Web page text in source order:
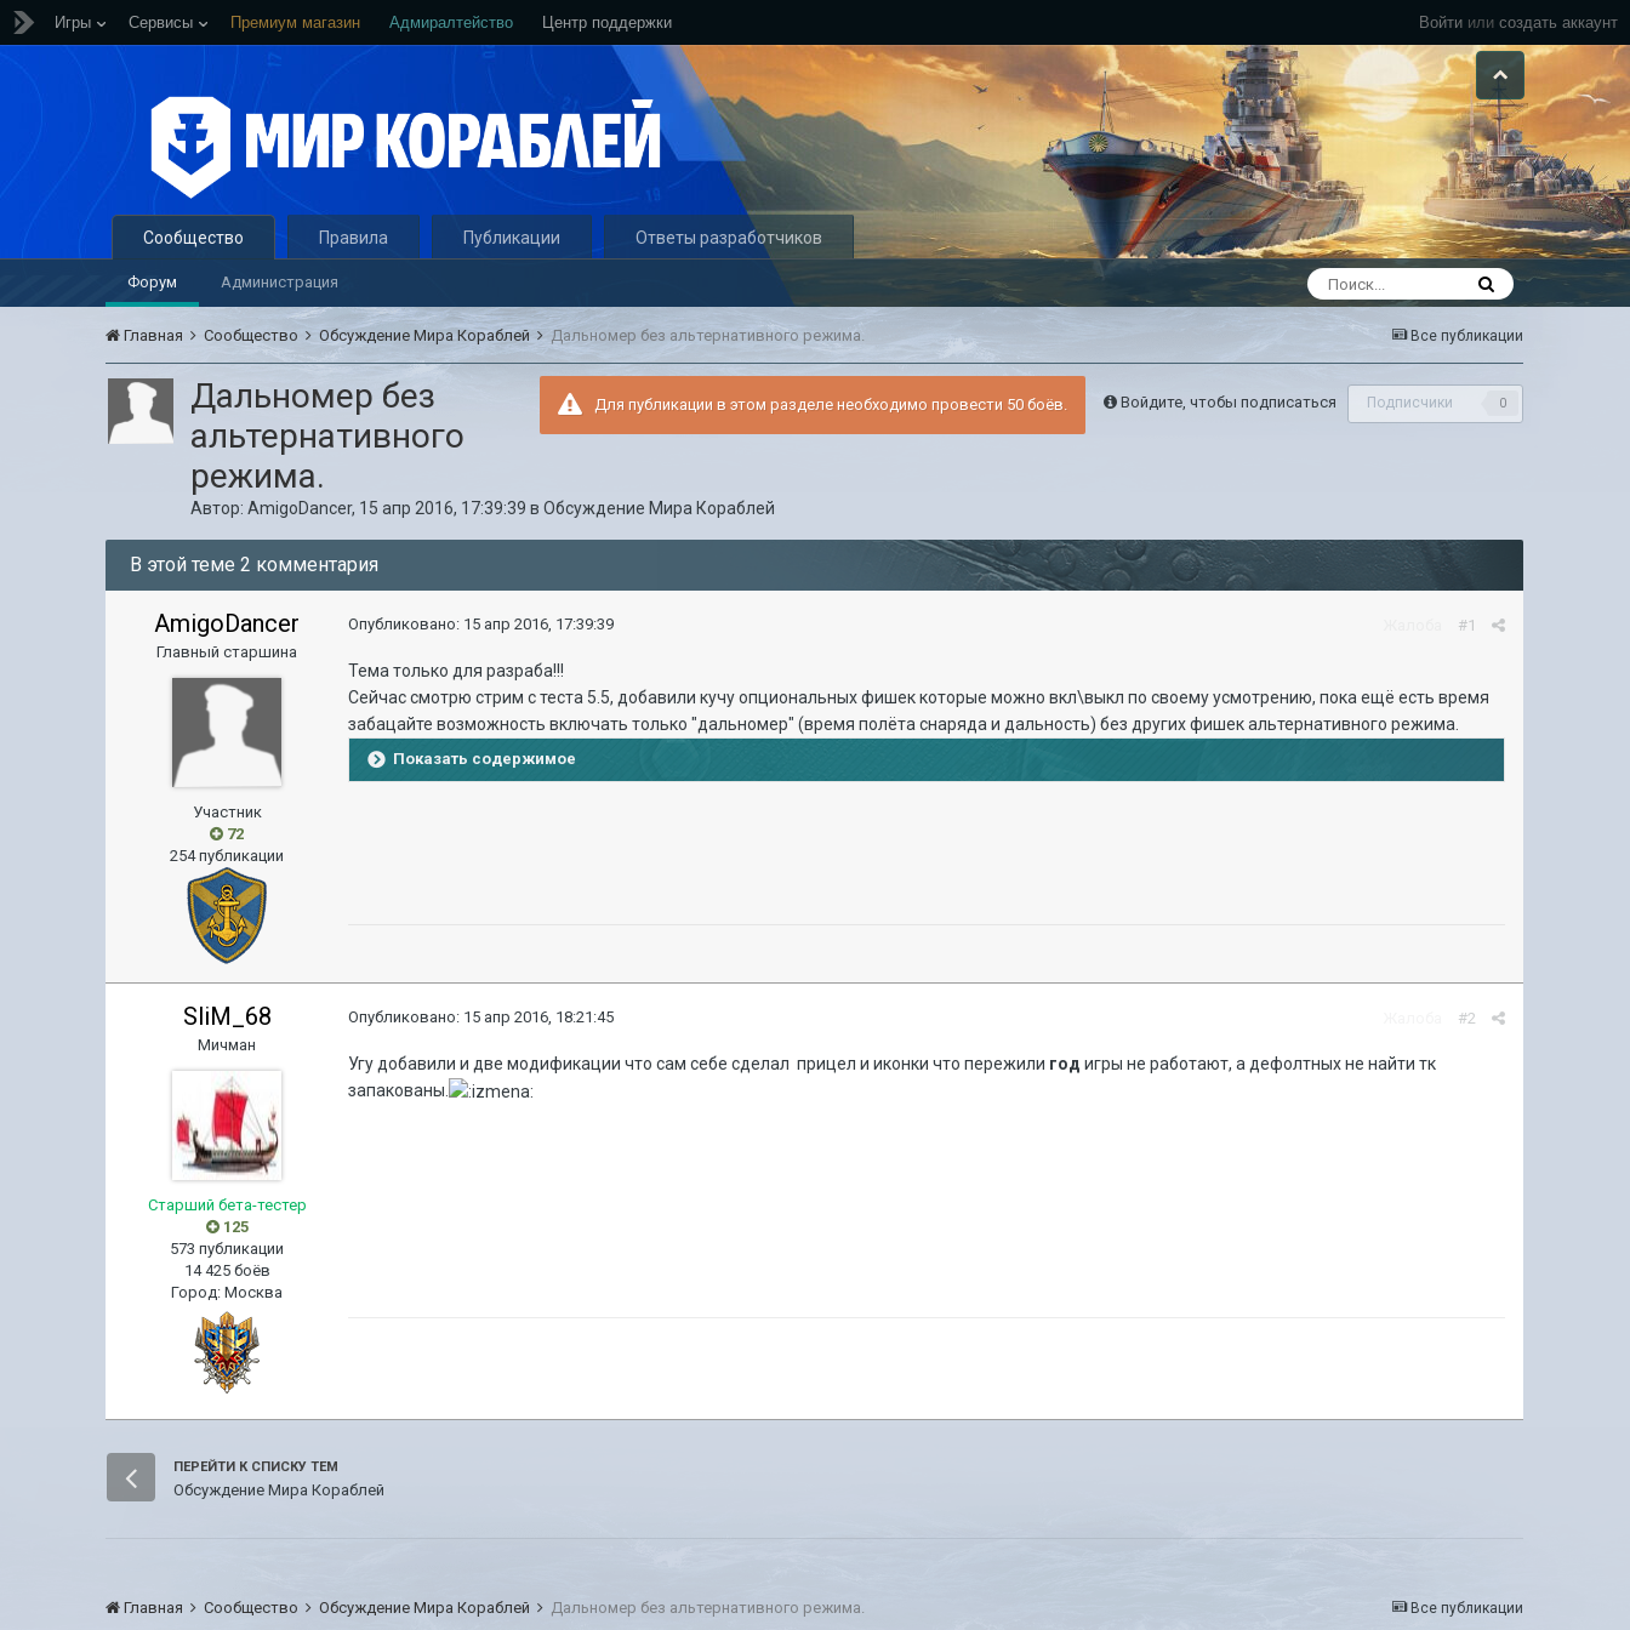
Войти или создать аккаунт
Игры Сервисы Премиум магазин Адмиралтейство Центр поддержки
Сообщество
Форум Администрация
Правила Публикации Ответы разработчиков
Все публикации
Главная Сообщество Обсуждение Мира Кораблей Дальномер без альтернативного режима.
Войдите, чтобы подписаться Подписчики 0
Для публикации в этом разделе необходимо провести 50 боёв.
Дальномер без
альтернативного
режима.
Автор:AmigoDancer, 15 апр 2016, 17:39:39 вОбсуждение Мира Кораблей
В этой теме 2 комментария
AmigoDancer
Главный старшина
Участник
72
254 публикации
#1
Опубликовано: 15 апр 2016, 17:39:39
Тема только для разраба!!!
Сейчас смотрю стрим с теста 5.5, добавили кучу опциональных фишек которые можно вкл\выкл по своему усмотрению, пока ещё есть время
забацайте возможность включать только "дальномер" (время полёта снаряда и дальность) без других фишек альтернативного режима.
Показать содержимое
SliM_68
Мичман
Старший бета-тестер
125
573 публикации
14 425 боёв
Город:Москва
#2
Опубликовано: 15 апр 2016, 18:21:45
Угу добавили и две модификации что сам себе сделал прицел и иконки что пережили год игры не работают, а дефолтных не найти тк
запакованы.
ПЕРЕЙТИ К СПИСКУ ТЕМ
Обсуждение Мира Кораблей
Все публикации
Главная Сообщество Обсуждение Мира Кораблей Дальномер без альтернативного режима.